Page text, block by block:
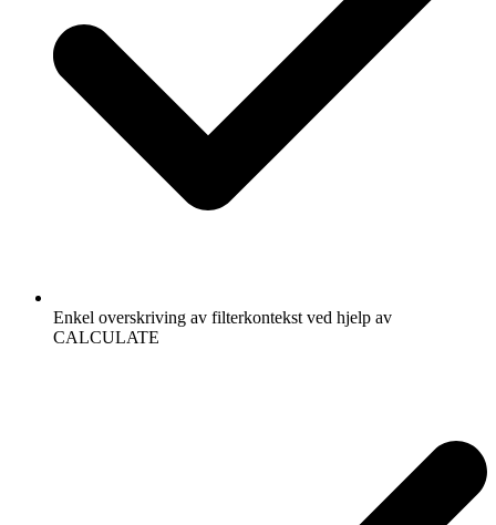
Enkel overskriving av filterkontekst ved hjelp av
CALCULATE